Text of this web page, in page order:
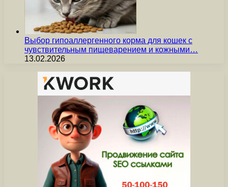
Выбор гипоаллергенного корма для кошек с
чувствительным пищеварением и кожными…
13.02.2026